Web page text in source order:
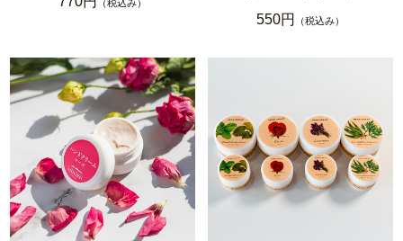
（税込み）
550円
（税込み）